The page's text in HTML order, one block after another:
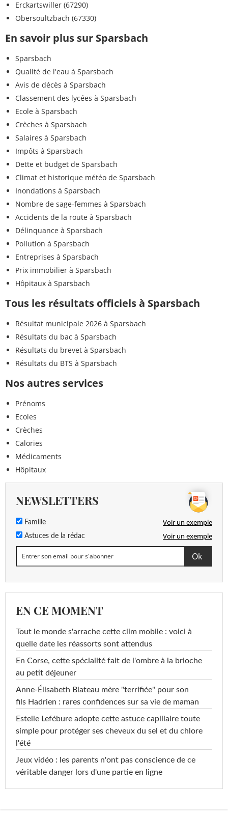
Erckartswiller (67290)
Obersoultzbach (67330)
En savoir plus sur Sparsbach
Sparsbach
Qualité de l'eau à Sparsbach
Avis de décès à Sparsbach
Classement des lycées à Sparsbach
Ecole à Sparsbach
Crèches à Sparsbach
Salaires à Sparsbach
Impôts à Sparsbach
Dette et budget de Sparsbach
Climat et historique météo de Sparsbach
Inondations à Sparsbach
Nombre de sage-femmes à Sparsbach
Accidents de la route à Sparsbach
Délinquance à Sparsbach
Pollution à Sparsbach
Entreprises à Sparsbach
Prix immobilier à Sparsbach
Hôpitaux à Sparsbach
Tous les résultats officiels à Sparsbach
Résultat municipale 2026 à Sparsbach
Résultats du bac à Sparsbach
Résultats du brevet à Sparsbach
Résultats du BTS à Sparsbach
Nos autres services
Prénoms
Ecoles
Crèches
Calories
Médicaments
Hôpitaux
NEWSLETTERS
Famille Voir un exemple
Astuces de la rédac Voir un exemple
EN CE MOMENT
Tout le monde s'arrache cette clim mobile : voici à
quelle date les réassorts sont attendus
En Corse, cette spécialité fait de l'ombre à la brioche
au petit déjeuner
Anne-Élisabeth Blateau mère "terrifiée" pour son
fils Hadrien : rares confidences sur sa vie de maman
Estelle Lefébure adopte cette astuce capillaire toute
simple pour protéger ses cheveux du sel et du chlore
l'été
Jeux vidéo : les parents n'ont pas conscience de ce
véritable danger lors d'une partie en ligne